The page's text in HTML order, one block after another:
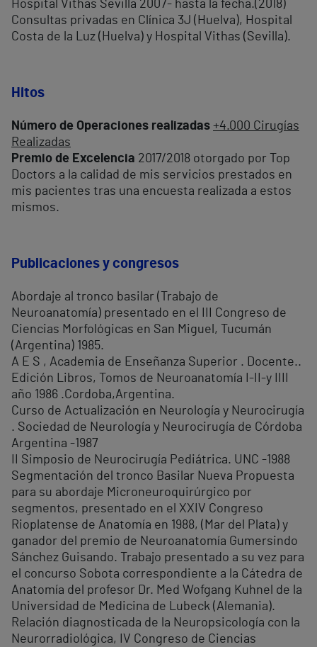
Hospital Vithas Sevilla 2007- hasta la fecha.(2018)
Consultas privadas en Clínica 3J (Huelva), Hospital
Costa de la Luz (Huelva) y Hospital Vithas (Sevilla).
Hitos
Número de Operaciones realizadas +4.000 Cirugías
Realizadas
Premio de Excelencia 2017/2018 otorgado por Top
Doctors a la calidad de mis servicios prestados en
mis pacientes tras una encuesta realizada a estos
mismos.
Publicaciones y congresos
Abordaje al tronco basilar (Trabajo de
Neuroanatomía) presentado en el III Congreso de
Ciencias Morfológicas en San Miguel, Tucumán
(Argentina) 1985.
A E S , Academia de Enseñanza Superior . Docente..
Edición Libros, Tomos de Neuroanatomía I-II-y IIII
año 1986 .Cordoba,Argentina.
Curso de Actualización en Neurología y Neurocirugía
. Sociedad de Neurología y Neurocirugía de Córdoba
Argentina -1987
II Simposio de Neurocirugía Pediátrica. UNC -1988
Segmentación del tronco Basilar Nueva Propuesta
para su abordaje Microneuroquirúrgico por
segmentos, presentado en el XXIV Congreso
Rioplatense de Anatomía en 1988, (Mar del Plata) y
ganador del premio de Neuroanatomía Gumersindo
Sánchez Guisando. Trabajo presentado a su vez para
el concurso Sobota correspondiente a la Cátedra de
Anatomía del profesor Dr. Med Wofgang Kuhnel de la
Universidad de Medicina de Lubeck (Alemania).
Relación diagnosticada de la Neuropsicología con la
Neurorradiológica, IV Congreso de Ciencias